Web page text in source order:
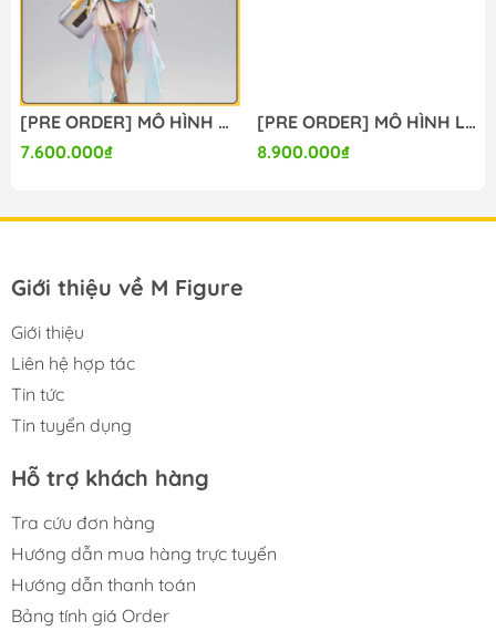
[PRE ORDER] MÔ HÌNH Bunny Suit Planning - Sophia F. Shirring - 1/6 - Sister Ver., Bright Edition (Magi Arts) FIGURE CHÍNH HÃNG
7.600.000₫
[PRE ORDER] MÔ HÌNH Limelight Lemonade Jam - Harumi Ena - 1/3.5 (Alice Glint) FIGURE CHÍNH HÃNG
8.900.000₫
Giới thiệu về M Figure
Giới thiệu
Liên hệ hợp tác
Tin tức
Tin tuyển dụng
Hỗ trợ khách hàng
Tra cứu đơn hàng
Hướng dẫn mua hàng trực tuyến
Hướng dẫn thanh toán
Bảng tính giá Order